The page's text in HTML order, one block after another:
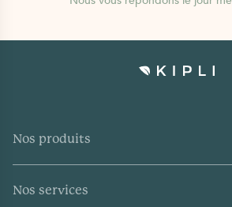
Nos produits
Nos services